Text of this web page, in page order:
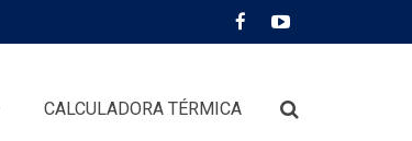
CALCULADORA TÉRMICA